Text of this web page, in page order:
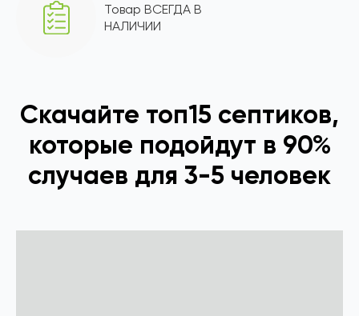
Товар ВСЕГДА В
НАЛИЧИИ
Скачайте топ15 септиков,
которые подойдут в 90%
случаев для 3-5 человек